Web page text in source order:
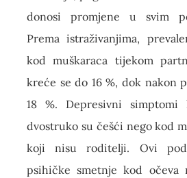
donosi promjene u svim
Prema istraživanjima,
kod muškaraca tijekom
kreće se do 16 %, dok nakon
18 %. Depresivni simptomi
dvostruko su češći nego kod
koji nisu roditelji. Ovi
psihičke smetnje kod očeva